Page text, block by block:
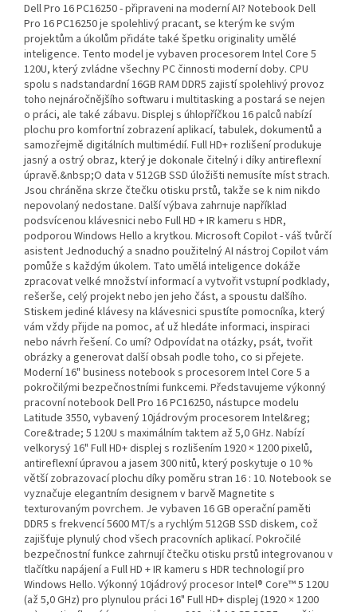
Dell Pro 16 PC16250 - připraveni na moderní AI? Notebook Dell
Pro 16 PC16250 je spolehlivý pracant, se kterým ke svým
projektům a úkolům přidáte také špetku originality umělé
inteligence. Tento model je vybaven procesorem Intel Core 5
120U, který zvládne všechny PC činnosti moderní doby. CPU
spolu s nadstandardní 16GB RAM DDR5 zajistí spolehlivý provoz
toho nejnáročnějšího softwaru i multitasking a postará se nejen
o práci, ale také zábavu. Displej s úhlopříčkou 16 palců nabízí
plochu pro komfortní zobrazení aplikací, tabulek, dokumentů a
samozřejmě digitálních multimédií. Full HD+ rozlišení produkuje
jasný a ostrý obraz, který je dokonale čitelný i díky antireflexní
úpravě.&nbsp;O data v 512GB SSD úložišti nemusíte míst strach.
Jsou chráněna skrze čtečku otisku prstů, takže se k nim nikdo
nepovolaný nedostane. Další výbava zahrnuje například
podsvícenou klávesnici nebo Full HD + IR kameru s HDR,
podporou Windows Hello a krytkou. Microsoft Copilot - váš tvůrčí
asistent Jednoduchý a snadno použitelný AI nástroj Copilot vám
pomůže s každým úkolem. Tato umělá inteligence dokáže
zpracovat velké množství informací a vytvořit vstupní podklady,
rešerše, celý projekt nebo jen jeho část, a spoustu dalšího.
Stiskem jediné klávesy na klávesnici spustíte pomocníka, který
vám vždy přijde na pomoc, ať už hledáte informaci, inspiraci
nebo návrh řešení. Co umí? Odpovídat na otázky, psát, tvořit
obrázky a generovat další obsah podle toho, co si přejete.
Moderní 16" business notebook s procesorem Intel Core 5 a
pokročilými bezpečnostními funkcemi. Představujeme výkonný
pracovní notebook Dell Pro 16 PC16250, nástupce modelu
Latitude 3550, vybavený 10jádrovým procesorem Intel&reg;
Core&trade; 5 120U s maximálním taktem až 5,0 GHz. Nabízí
velkorysý 16" Full HD+ displej s rozlišením 1920 × 1200 pixelů,
antireflexní úpravou a jasem 300 nitů, který poskytuje o 10 %
větší zobrazovací plochu díky poměru stran 16 : 10. Notebook se
vyznačuje elegantním designem v barvě Magnetite s
texturovaným povrchem. Je vybaven 16 GB operační paměti
DDR5 s frekvencí 5600 MT/s a rychlým 512GB SSD diskem, což
zajišťuje plynulý chod všech pracovních aplikací. Pokročilé
bezpečnostní funkce zahrnují čtečku otisku prstů integrovanou v
tlačítku napájení a Full HD + IR kameru s HDR technologií pro
Windows Hello. Výkonný 10jádrový procesor Intel® Core™ 5 120U
(až 5,0 GHz) pro plynulou práci 16" Full HD+ displej (1920 × 1200